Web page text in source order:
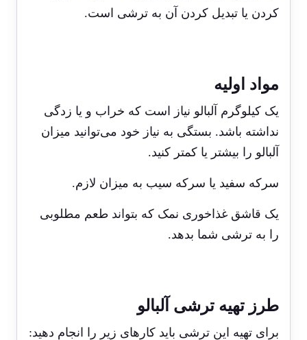
کردن یا تبدیل کردن آن به ترشی است.
مواد اولیه
یک کیلوگرم آلبالو نیاز است که خراب و یا زدگی
نداشته باشد. بستگی به نیاز خود می‌توانید میزان
آلبالو را بیشتر یا کمتر کنید.
سرکه سفید یا سرکه سیب به میزان لازم.
یک قاشق غذاخوری نمک که بتواند طعم مطلوبی
را به ترشی شما بدهد.
طرز تهیه ترشی آلبالو
برای تهیه این ترشی باید کارهای زیر را انجام دهید: